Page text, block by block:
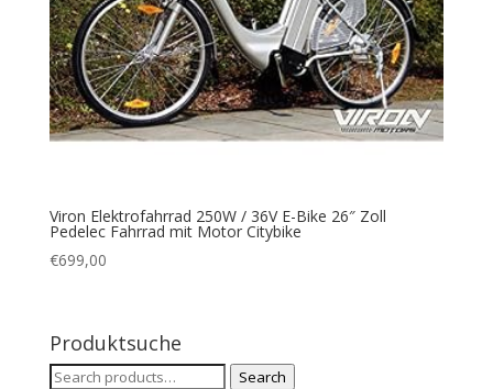
Viron Elektrofahrrad 250W / 36V E-Bike 26″ Zoll
Pedelec Fahrrad mit Motor Citybike
€699,00
Produktsuche
Search
Search